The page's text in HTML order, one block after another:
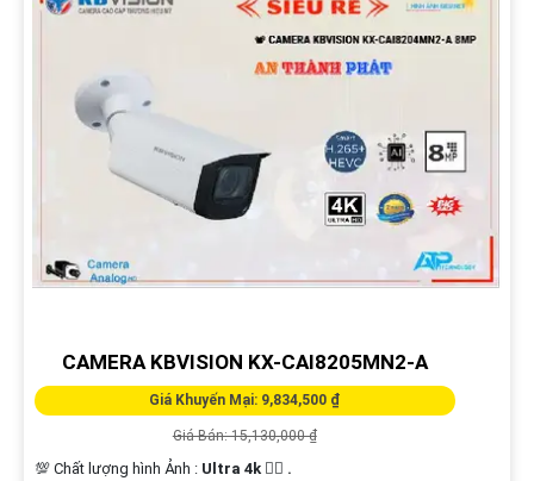
CAMERA KBVISION KX-CAI8205MN2-A
Giá Khuyến Mại: 9,834,500 ₫
Giá Bán: 15,130,000 ₫
💯 Chất lượng hình Ảnh : Ultra 4k 👍🏾 .